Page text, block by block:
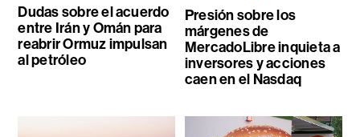
Dudas sobre el acuerdo
entre Irán y Omán para
reabrir Ormuz impulsan
al petróleo
Presión sobre los
márgenes de
MercadoLibre inquieta a
inversores y acciones
caen en el Nasdaq